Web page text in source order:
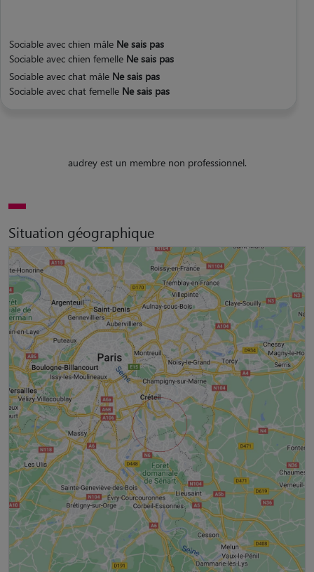
Sociable avec chien mâle Ne sais pas
Sociable avec chien femelle Ne sais pas
Sociable avec chat mâle Ne sais pas
Sociable avec chat femelle Ne sais pas
audrey est un membre non professionnel.
Situation géographique